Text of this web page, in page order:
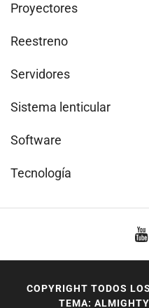
Proyectores
Reestreno
Servidores
Sistema lenticular
Software
Tecnología
COPYRIGHT TODOS
TEMA: